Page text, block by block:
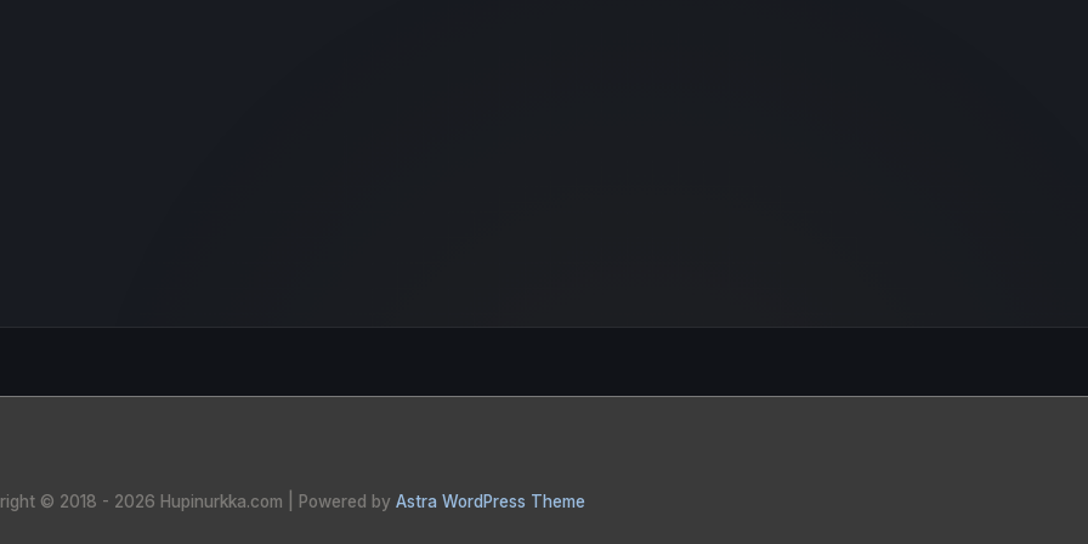
© 2018 - 2026 Hupinurkka.com | Powered by Astra WordPress Theme